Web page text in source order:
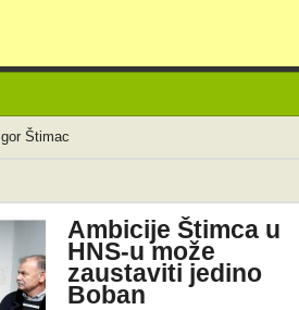
Igor Štimac
Ambicije Štimca u
HNS-u može
zaustaviti jedino
Boban